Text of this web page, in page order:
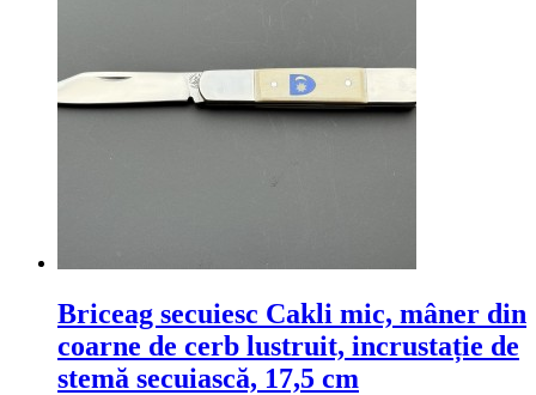
Briceag secuiesc Cakli mic, mâner din
coarne de cerb lustruit, incrustație de
stemă secuiască, 17,5 cm